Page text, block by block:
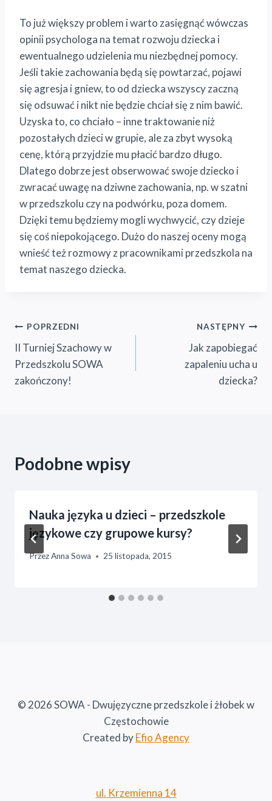
To już większy problem i warto zasięgnąć wówczas
opinii psychologa na temat rozwoju dziecka i
ewentualnego udzielenia mu niezbędnej pomocy.
Jeśli takie zachowania będą się powtarzać, pojawi
się agresja i gniew, to od dziecka wszyscy zaczną
się odsuwać i nikt nie będzie chciał się z nim bawić.
Uzyska to, co chciało – inne traktowanie niż
pozostałych dzieci w grupie, ale za zbyt wysoką
cenę, którą przyjdzie mu płacić bardzo długo.
Dlatego dobrze jest obserwować swoje dziecko i
zwracać uwagę na dziwne zachowania, np. w szatni
w przedszkolu czy na podwórku, poza domem.
Dzięki temu będziemy mogli wychwycić, czy dzieje
się coś niepokojącego. Dużo do naszej oceny mogą
wnieść też rozmowy z pracownikami przedszkola na
temat naszego dziecka.
Nawigacja
wpisu
POPRZEDNI
II Turniej Szachowy w
Przedszkolu SOWA
zakończony!
NASTĘPNY
Jak zapobiegać
zapaleniu ucha u
dziecka?
Podobne wpisy
Nauka języka u dzieci – przedszkole
językowe czy grupowe kursy?
PrzezAnna Sowa 25 listopada, 2015
© 2026 SOWA - Dwujęzyczne przedszkole i żłobek w
Częstochowie
Created byEfio Agency
ul. Krzemienna 14